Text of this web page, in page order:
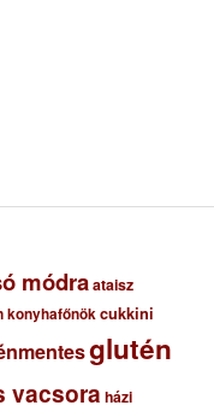
módraataisz
konyhafőnökcukkini
glutén
vacsora házi